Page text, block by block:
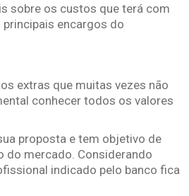
sobre os custos que terá com
encargos do
extras que muitas vezes não
conhecer todos os valores
proposta e tem objetivo de
do mercado. Considerando
indicado pelo banco fica